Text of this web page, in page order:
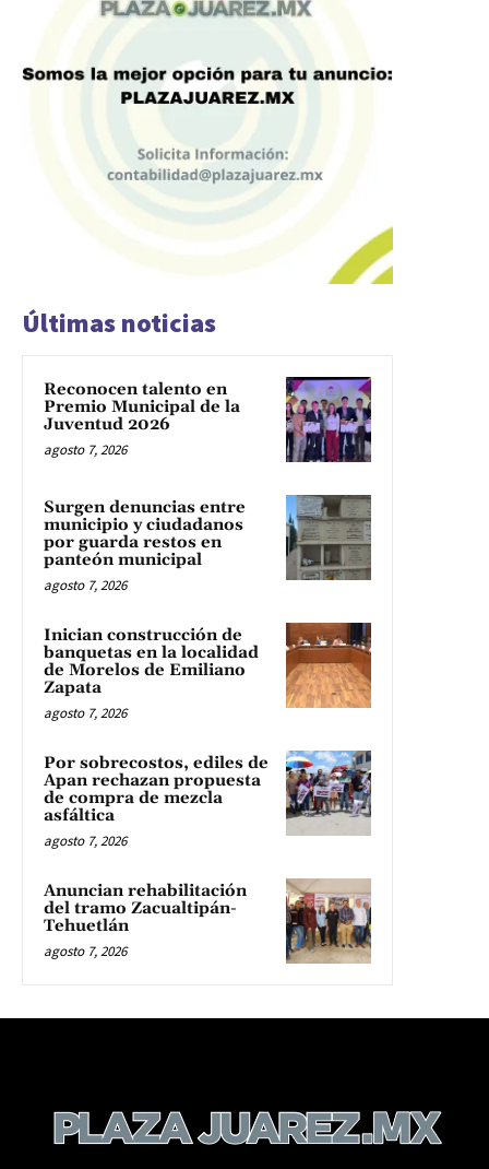
Últimas noticias
Reconocen talento en
Premio Municipal de la
Juventud 2026
agosto 7, 2026
Surgen denuncias entre
municipio y ciudadanos
por guarda restos en
panteón municipal
agosto 7, 2026
Inician construcción de
banquetas en la localidad
de Morelos de Emiliano
Zapata
agosto 7, 2026
Por sobrecostos, ediles de
Apan rechazan propuesta
de compra de mezcla
asfáltica
agosto 7, 2026
Anuncian rehabilitación
del tramo Zacualtipán-
Tehuetlán
agosto 7, 2026